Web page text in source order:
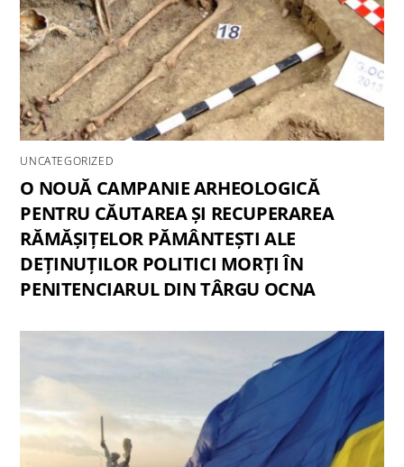
UNCATEGORIZED
O NOUĂ CAMPANIE ARHEOLOGICĂ
PENTRU CĂUTAREA ȘI RECUPERAREA
RĂMĂȘIȚELOR PĂMÂNTEȘTI ALE
DEȚINUȚILOR POLITICI MORȚI ÎN
PENITENCIARUL DIN TÂRGU OCNA